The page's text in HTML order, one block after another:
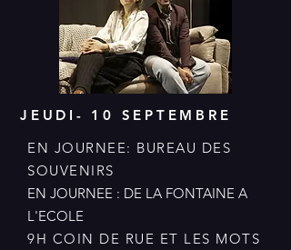
JEUDI- 10 SEPTEMBRE
EN JOURNEE: BUREAU DES
SOUVENIRS
EN JOURNEE : DE LA FONTAINE A
L'ECOLE
9H COIN DE RUE ET LES MOTS